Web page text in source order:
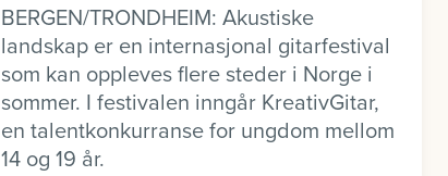
BERGEN/TRONDHEIM: Akustiske
landskap er en internasjonal gitarfestival
som kan oppleves flere steder i Norge i
sommer. I festivalen inngår KreativGitar,
en talentkonkurranse for ungdom mellom
14 og 19 år.